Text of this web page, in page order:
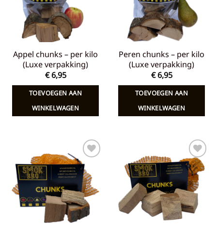
Appel chunks – per kilo
(Luxe verpakking)
€6,95
TOEVOEGEN AAN
WINKELWAGEN
Peren chunks – per kilo
(Luxe verpakking)
€6,95
TOEVOEGEN AAN
WINKELWAGEN
Toevoegen
aan
verlanglijst
Toevoegen
aan
verlanglijst